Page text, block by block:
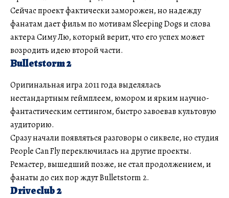
Сейчас проект фактически заморожен, но надежду
фанатам дает фильм по мотивам Sleeping Dogs и слова
актера Симу Лю, который верит, что его успех может
возродить идею второй части.
Bulletstorm 2
Оригинальная игра 2011 года выделялась
нестандартным геймплеем, юмором и ярким научно-
фантастическим сеттингом, быстро завоевав культовую
аудиторию.
Сразу начали появляться разговоры о сиквеле, но студия
People Can Fly переключилась на другие проекты.
Ремастер, вышедший позже, не стал продолжением, и
фанаты до сих пор ждут Bulletstorm 2.
Driveclub 2